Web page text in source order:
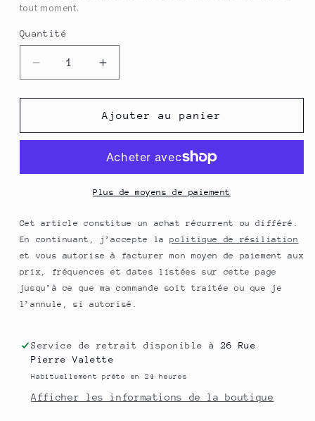
tout moment.
Quantité
Quantité
Réduire
la
quantité
Pariétaire
de
Bio
(Parietaria
officinalis)
-
50
ml
Augmenter
la
quantité
de
Pariétaire
Extrait
de
Plante
Bio
(Parietaria
officinalis)
-
50
ml
Ajouter au panier
Plus de moyens de paiement
Cet article constitue un achat récurrent ou différé.
En continuant, j’accepte lapolitique de résiliation
et vous autorise à facturer mon moyen de paiement aux
prix, fréquences et dates listées sur cette page
jusqu’à ce que ma commande soit traitée ou que je
l’annule, si autorisé.
Service de retrait disponible à 26 Rue
Pierre Valette
Habituellement prête en 24 heures
Afficher les informations de la boutique